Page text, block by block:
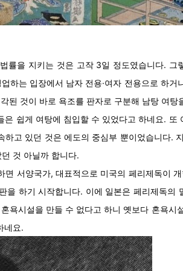
률을 지키는 것은 고작 3일 정도였습니다.
하는 입장에서 남자 전용·여자 전용으로 하
된 것이 바로 욕조를 판자로 구분해 남탕 여
쉽게 여탕에 침입할 수 있었다고 하네요. 또
고 있던 것은 에도의 중심부 뿐이었습니다.
것 아닐까 합니다.
서양국가, 대표적으로 미국의 페리제독이
을 하기 시작합니다. 이에 일본은 페리제독의
욕시설을 만들 수 없다고 하니 옛보다 혼욕시
네요.